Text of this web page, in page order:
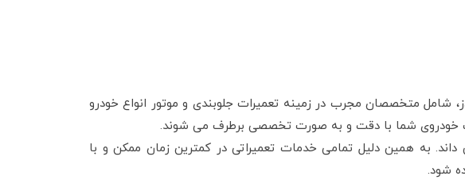
شامل متخصصان مجرب در زمینه تعمیرات جلوبندی و موتور انواع خودرو
خودروی شما با دقت و به صورت تخصصی برطرف می‌ شوند.
به همین دلیل تمامی خدمات تعمیراتی در کمترین زمان ممکن و با
شود.